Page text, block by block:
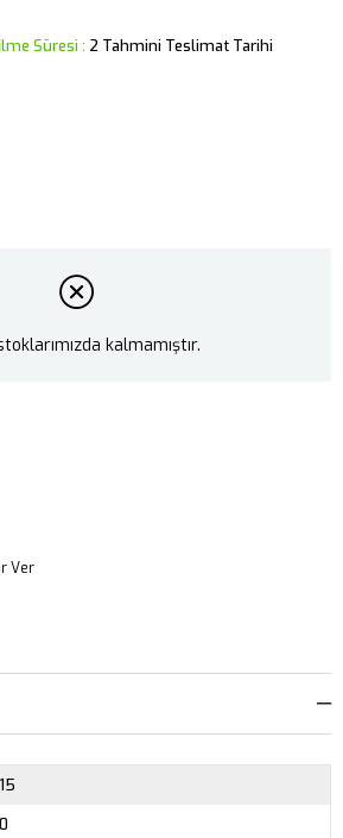
Süresi : 2 Tahmini Teslimat Tarihi
kalmamıştır.
Ver